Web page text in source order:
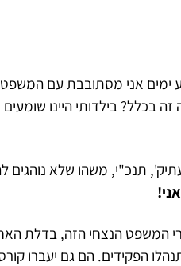
ימים אני מסתובבת עם
בכלל? בילדותי היינו
תנכ"י, משהו שלא נוהגים
אני!
המשפט הנצחי הזה, בדלת
הפקידים. הם גם יעברו